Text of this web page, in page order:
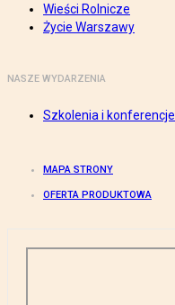
Wieści Rolnicze
Życie Warszawy
NASZE WYDARZENIA
Szkolenia i konferencje
MAPA STRONY
OFERTA PRODUKTOWA